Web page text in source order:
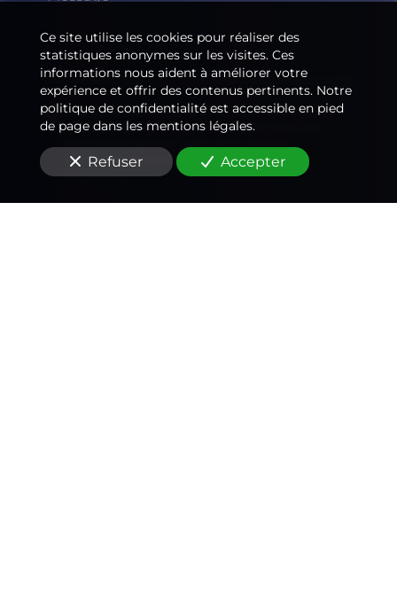
En soumettant ce formulaire, j'accepte que les
informations saisies soient utilisées pour me
commerciale qui peut découler de cette
demande.
Ce site utilise les cookies pour réaliser des
statistiques anonymes sur les visites. Ces
informations nous aident à améliorer votre
expérience et offrir des contenus pertinents. Notre
politique de confidentialité est accessible en pied
de page dans les mentions légales.
Refuser Accepter